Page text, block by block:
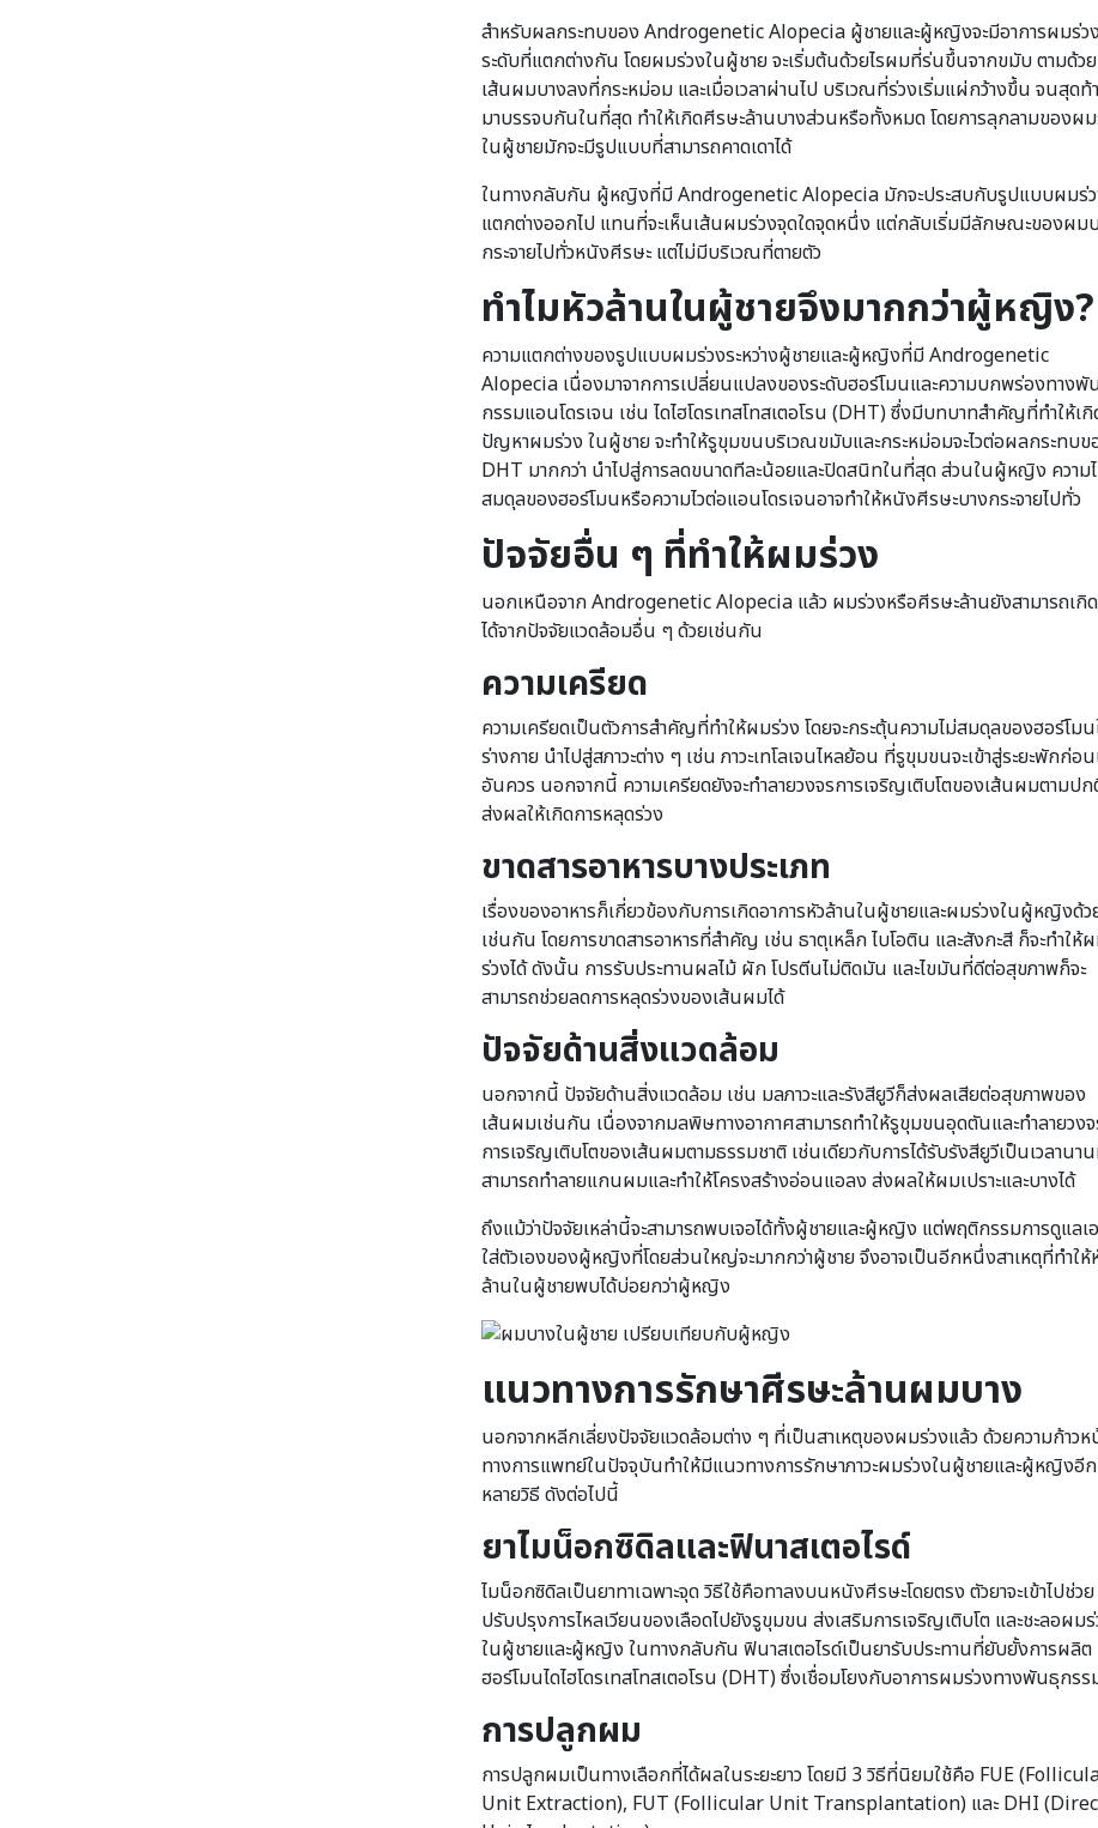
สำหรับผลกระทบของ Androgenetic Alopecia ผู้ชายและผู้หญิงจะมีอาการผมร่ว
ระดับที่แตกต่างกัน โดยผมร่วงในผู้ชาย จะเริ่มต้นด้วยไรผมที่ร่นขึ้นจากขมับ ตามด้วย
เส้นผมบางลงที่กระหม่อม และเมื่อเวลาผ่านไป บริเวณที่ร่วงเริ่มแผ่กว้างขึ้น จนสุดท้
มาบรรจบกันในที่สุด ทำให้เกิดศีรษะล้านบางส่วนหรือทั้งหมด โดยการลุกลามของผ
ในผู้ชายมักจะมีรูปแบบที่สามารถคาดเดาได้
ในทางกลับกัน ผู้หญิงที่มี Androgenetic Alopecia มักจะประสบกับรูปแบบผมร่
แตกต่างออกไป แทนที่จะเห็นเส้นผมร่วงจุดใดจุดหนึ่ง แต่กลับเริ่มมีลักษณะของผม
กระจายไปทั่วหนังศีรษะ แต่ไม่มีบริเวณที่ตายตัว
ทำไมหัวล้านในผู้ชายจึงมากกว่าผู้หญิง?
ความแตกต่างของรูปแบบผมร่วงระหว่างผู้ชายและผู้หญิงที่มี Androgenetic
Alopecia เนื่องมาจากการเปลี่ยนแปลงของระดับฮอร์โมนและความบกพร่องทางพั
กรรมแอนโดรเจน เช่น ไดไฮโดรเทสโทสเตอโรน (DHT) ซึ่งมีบทบาทสำคัญที่ทำให้เ
ปัญหาผมร่วง ในผู้ชาย จะทำให้รูขุมขนบริเวณขมับและกระหม่อมจะไวต่อผลกระทบข
DHT มากกว่า นำไปสู่การลดขนาดทีละน้อยและปิดสนิทในที่สุด ส่วนในผู้หญิง ความ
สมดุลของฮอร์โมนหรือความไวต่อแอนโดรเจนอาจทำให้หนังศีรษะบางกระจายไปทั่ว
ปัจจัยอื่น ๆ ที่ทำให้ผมร่วง
นอกเหนือจาก Androgenetic Alopecia แล้ว ผมร่วงหรือศีรษะล้านยังสามารถเกิ
ได้จากปัจจัยแวดล้อมอื่น ๆ ด้วยเช่นกัน
ความเครียด
ความเครียดเป็นตัวการสำคัญที่ทำให้ผมร่วง โดยจะกระตุ้นความไม่สมดุลของฮอร์โม
ร่างกาย นำไปสู่สภาวะต่าง ๆ เช่น ภาวะเทโลเจนไหลย้อน ที่รูขุมขนจะเข้าสู่ระยะพักก่อน
อันควร นอกจากนี้ ความเครียดยังจะทำลายวงจรการเจริญเติบโตของเส้นผมตามป
ส่งผลให้เกิดการหลุดร่วง
ขาดสารอาหารบางประเภท
เรื่องของอาหารก็เกี่ยวข้องกับการเกิดอาการหัวล้านในผู้ชายและผมร่วงในผู้หญิงด้ว
เช่นกัน โดยการขาดสารอาหารที่สำคัญ เช่น ธาตุเหล็ก ไบโอติน และสังกะสี ก็จะทำให้
ร่วงได้ ดังนั้น การรับประทานผลไม้ ผัก โปรตีนไม่ติดมัน และไขมันที่ดีต่อสุขภาพก็จะ
สามารถช่วยลดการหลุดร่วงของเส้นผมได้
ปัจจัยด้านสิ่งแวดล้อม
นอกจากนี้ ปัจจัยด้านสิ่งแวดล้อม เช่น มลภาวะและรังสียูวีก็ส่งผลเสียต่อสุขภาพของ
เส้นผมเช่นกัน เนื่องจากมลพิษทางอากาศสามารถทำให้รูขุมขนอุดตันและทำลายวง
การเจริญเติบโตของเส้นผมตามธรรมชาติ เช่นเดียวกับการได้รับรังสียูวีเป็นเวลานา
สามารถทำลายแกนผมและทำให้โครงสร้างอ่อนแอลง ส่งผลให้ผมเปราะและบางได้
ถึงแม้ว่าปัจจัยเหล่านี้จะสามารถพบเจอได้ทั้งผู้ชายและผู้หญิง แต่พฤติกรรมการดูแลเอ
ใส่ตัวเองของผู้หญิงที่โดยส่วนใหญ่จะมากกว่าผู้ชาย จึงอาจเป็นอีกหนึ่งสาเหตุที่ทำให้
ล้านในผู้ชายพบได้บ่อยกว่าผู้หญิง
แนวทางการรักษาศีรษะล้านผมบาง
นอกจากหลีกเลี่ยงปัจจัยแวดล้อมต่าง ๆ ที่เป็นสาเหตุของผมร่วงแล้ว ด้วยความก้าวห
ทางการแพทย์ในปัจจุบันทำให้มีแนวทางการรักษาภาวะผมร่วงในผู้ชายและผู้หญิงอีก
หลายวิธี ดังต่อไปนี้
ยาไมน็อกซิดิลและฟินาสเตอไรด์
ไมน็อกซิดิลเป็นยาทาเฉพาะจุด วิธีใช้คือทาลงบนหนังศีรษะโดยตรง ตัวยาจะเข้าไปช่วย
ปรับปรุงการไหลเวียนของเลือดไปยังรูขุมขน ส่งเสริมการเจริญเติบโต และชะลอผม
ในผู้ชายและผู้หญิง ในทางกลับกัน ฟินาสเตอไรด์เป็นยารับประทานที่ยับยั้งการผลิต
ฮอร์โมนไดไฮโดรเทสโทสเตอโรน (DHT) ซึ่งเชื่อมโยงกับอาการผมร่วงทางพันธุกรร
การปลูกผม
การปลูกผมเป็นทางเลือกที่ได้ผลในระยะยาว โดยมี 3 วิธีที่นิยมใช้คือ FUE
Unit Extraction), FUT (Follicular Unit Transplantation) และ DHI